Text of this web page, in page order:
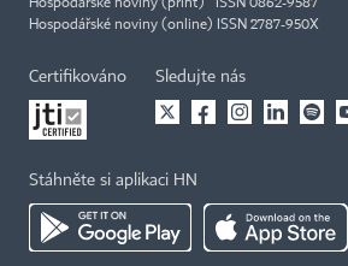
Hospodářské noviny (print) ISSN 0862-9587
Hospodářské noviny (online) ISSN 2787-950X
Certifikováno Sledujte nás
Stáhněte si aplikaci HN